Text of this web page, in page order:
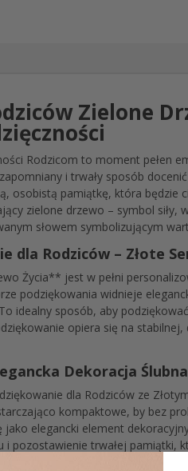
Zielone
Rodzicom to moment pełen
i trwały sposób
osobistą pamiątkę, która będzie
zielone drzewo – symbol
słowem symbolizującym
dla Rodziców – Złote
Życia** jest w pełni
podziękowania widnieje
idealny sposób, aby
opiera się na
Dekoracja
dla Rodziców ze
kompaktowe, by bez
elegancki element
pozostawienie trwałej pamiątki,